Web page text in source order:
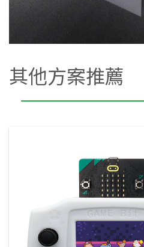
其他方案推薦